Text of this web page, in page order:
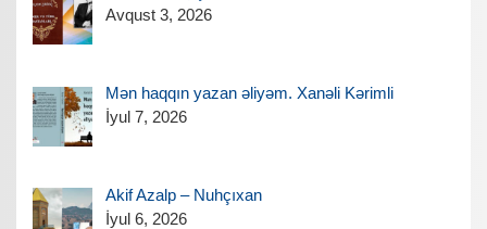
Avqust 3, 2026
Mən haqqın yazan əliyəm. Xanəli Kərimli
İyul 7, 2026
Akif Azalp – Nuhçıxan
İyul 6, 2026